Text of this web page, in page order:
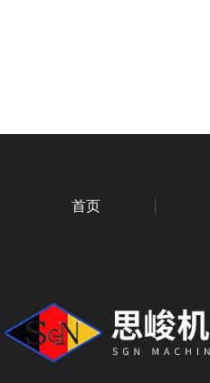
首页